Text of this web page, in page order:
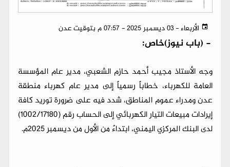
الأربعاء - 03 ديسمبر 2025 - 07:57 م بتوقيت عدن
- (باب نيوز)خاص:
وجه الأستاذ مجيب أحمد حازم الشعبي، مدير عام المؤسسة
العامة للكهرباء، خطاباً رسمياً إلى مدير عام كهرباء منطقة
عدن ومدراء عموم المناطق، شدد فيه على ضرورة توريد كافة
إيرادات مبيعات التيار الكهربائي إلى الحساب رقم (1002/17180)
لدى البنك المركزي اليمني، ابتداءً من الأول من ديسمبر 2025م.